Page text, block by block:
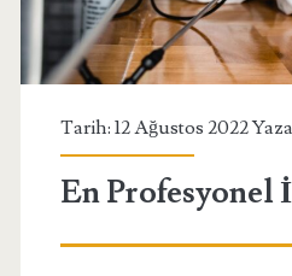
Tarih: 12 Ağustos 2022
En Profesyonel